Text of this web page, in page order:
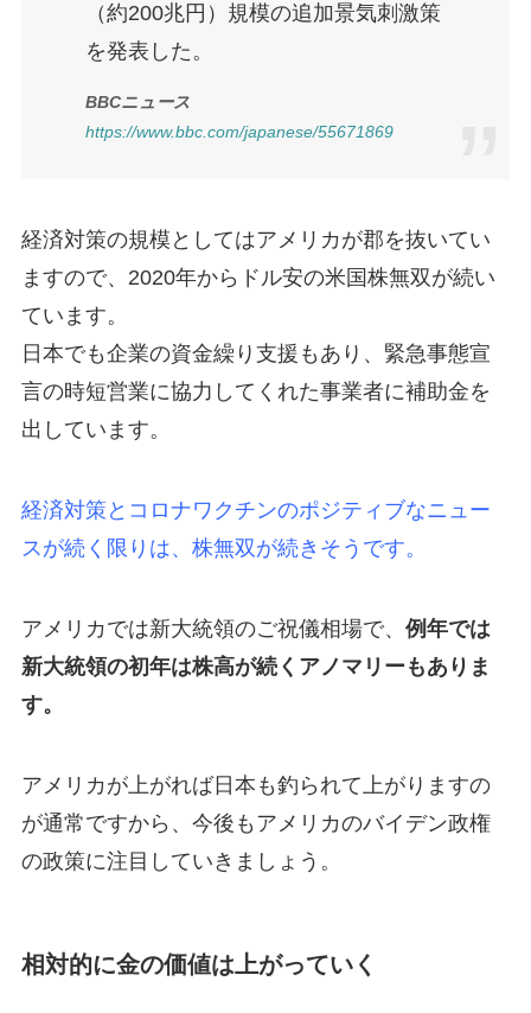
（約200兆円）規模の追加景気刺激策
を発表した。
BBCニュース
https://www.bbc.com/japanese/55671869
経済対策の規模としてはアメリカが郡を抜いてい
ますので、2020年からドル安の米国株無双が続い
ています。
日本でも企業の資金繰り支援もあり、緊急事態宣
言の時短営業に協力してくれた事業者に補助金を
出しています。
経済対策とコロナワクチンのポジティブなニュー
スが続く限りは、株無双が続きそうです。
アメリカでは新大統領のご祝儀相場で、 例年では
新大統領の初年は株高が続くアノマリーもありま
す。
アメリカが上がれば日本も釣られて上がりますの
が通常ですから、今後もアメリカのバイデン政権
の政策に注目していきましょう。
相対的に金の価値は上がっていく